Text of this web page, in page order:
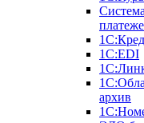
1С:EDI
архив